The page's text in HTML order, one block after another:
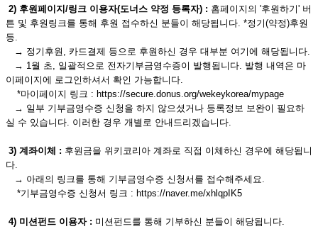
2) 후원페이지/링크 이용자(도너스 약정 등록자) : 홈페이지의 '후원하기' 버
튼 및 후원링크를 통해 후원 접수하신 분들이 해당됩니다. *정기(약정)후원
등.
→ 정기후원, 카드결제 등으로 후원하신 경우 대부분 여기에 해당됩니다.
→ 1월 초, 일괄적으로 전자기부금영수증이 발행됩니다. 발행 내역은 마
이페이지에 로그인하셔서 확인 가능합니다.
*마이페이지 링크 : https://secure.donus.org/wekeykorea/mypage
→ 일부 기부금영수증 신청을 하지 않으셨거나 등록정보 보완이 필요하
실 수 있습니다. 이러한 경우 개별로 안내드리겠습니다.
3) 계좌이체 : 후원금을 위키코리아 계좌로 직접 이체하신 경우에 해당됩니
다.
→ 아래의 링크를 통해 기부금영수증 신청서를 접수해주세요.
*기부금영수증 신청서 링크 : https://naver.me/xhlqpIK5
4) 미션펀드 이용자 : 미션펀드를 통해 기부하신 분들이 해당됩니다.